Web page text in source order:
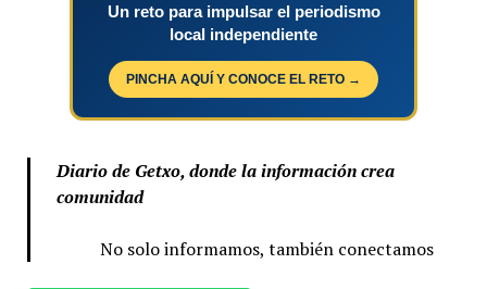
Un reto para impulsar el periodismo
local independiente
PINCHA AQUÍ Y CONOCE EL RETO →
Diario de Getxo, donde la información crea
comunidad
No solo informamos, también conectamos